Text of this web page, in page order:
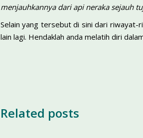
menjauhkannya dari api neraka sejauh
Selain yang tersebut di sini dari riwayat-
lain lagi. Hendaklah anda melatih diri
Related posts